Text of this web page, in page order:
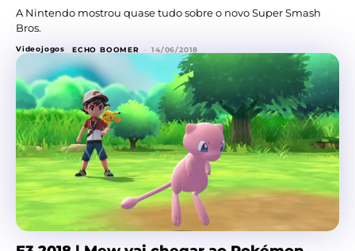
A Nintendo mostrou quase tudo sobre o novo Super Smash
Bros.
Videojogos ECHO BOOMER - 14/06/2018